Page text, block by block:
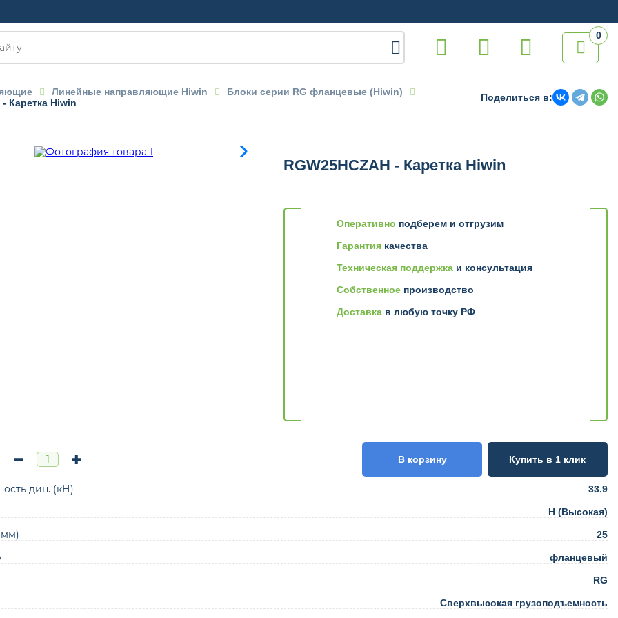

0
Линейные направляющие Hiwin
Блоки серии RG фланцевые (Hiwin)
- Каретка Hiwin
Поделиться в:
RGW25HCZAH - Каретка Hiwin
дин. (кН) 33.9
H (Высокая)
25
фланцевый
RG
Сверхвысокая грузоподъемность
Оперативно подберем и отгрузим
Гарантия качества
Техническая поддержка и консультация
Собственное производство
Доставка в любую точку РФ
В корзину Купить в 1 клик